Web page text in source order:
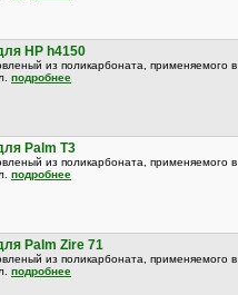
HP h4150
из поликарбоната, применяемого в
подробнее
Palm T3
из поликарбоната, применяемого в
подробнее
Palm Zire 71
из поликарбоната, применяемого в
подробнее